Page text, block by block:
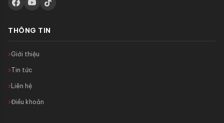
THÔNG TIN
Giới thiệu
Tin tức
Liên hệ
Điều khoản